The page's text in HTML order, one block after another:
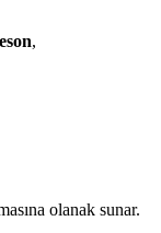
,
olanak sunar.